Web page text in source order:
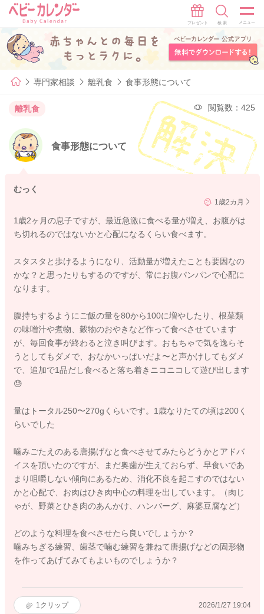
専門家相談 離乳食 食事形態について
離乳食 閲覧数：425
食事形態について
むっく
1歳2カ月
1歳2ヶ月の息子ですが、最近急激に食べる量が増え、お腹がは
ち切れるのではないかと心配になるくらい食べます。
スタスタと歩けるようになり、活動量が増えたことも要因なの
かな？と思ったりもするのですが、常にお腹パンパンで心配に
なります。
腹持ちするようにご飯の量を80から100に増やしたり、根菜類
の味噌汁や煮物、穀物のおやきなど作って食べさせています
が、毎回食事が終わると泣き叫びます。おもちゃで気を逸らそ
うとしてもダメで、おなかいっぱいだよ〜と声かけしてもダメ
で、追加で1品だし食べると落ち着きニコニコして遊び出します
😓
量はトータル250〜270gくらいです。1歳なりたての頃は200く
らいでした
噛みごたえのある唐揚げなと食べさせてみたらどうかとアドバ
イスを頂いたのですが、まだ奥歯が生えておらず、早食いであ
まり咀嚼しない傾向にあるため、消化不良を起こすのではない
かと心配で、お肉はひき肉中心の料理を出しています。（肉じ
ゃが、野菜とひき肉のあんかけ、ハンバーグ、麻婆豆腐など）
どのような料理を食べさせたら良いでしょうか？
噛みちぎる練習、歯茎で噛む練習を兼ねて唐揚げなどの固形物
を作ってあげてみてもよいものでしょうか？
1 クリップ 2026/1/27 19:04